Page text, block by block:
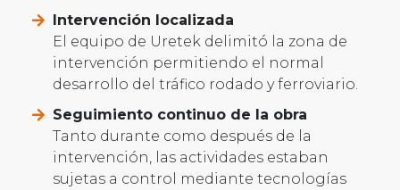
Intervención localizada
El equipo de Uretek delimitó la zona de
intervención permitiendo el normal
desarrollo del tráfico rodado y ferroviario.
Seguimiento continuo de la obra
Tanto durante como después de la
intervención, las actividades estaban
sujetas a control mediante tecnologías